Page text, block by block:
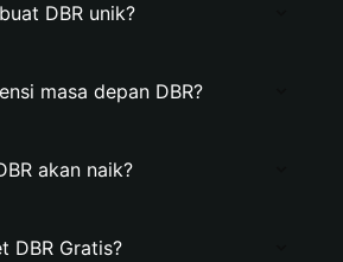
DBR unik?
masa depan DBR?
akan naik?
DBR Gratis?